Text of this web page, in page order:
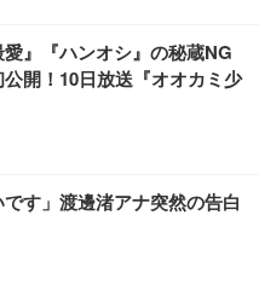
ンチェア (ホワイト)
ェア デスクチェア 肘なし メ
サポート付き 腰サポート ガ
回転 キャスター付き コンパク
84～96cm テレワーク 在宅
FHD】GRAPHT THE S
24” Essential ゲーミン
ンチ 1ms FHD 量子ドット 残
保証 | 日本メーカー)
トシーツ 超厚型 お徳用 レギ
限定】
愛』『ハンオシ』の秘蔵NG
開！10日放送『オオカミ少
です」渡邊渚アナ突然の告白